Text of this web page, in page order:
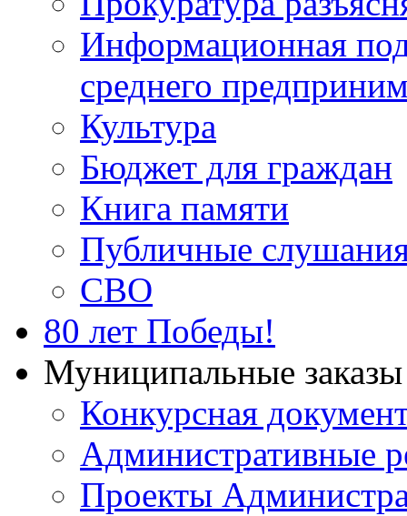
Информационная
среднего
Культура
Бюджет для граждан
Книга памяти
Публичные
СВО
80 лет Победы!
Муниципальные
Конкурсная
Административные
Проекты